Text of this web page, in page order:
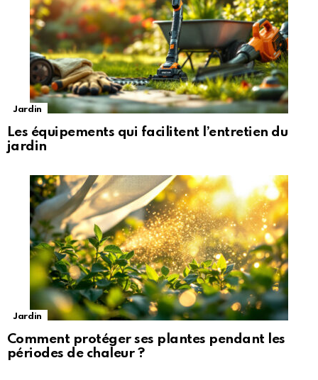
Jardin
Les équipements qui facilitent l’entretien du
jardin
Jardin
Comment protéger ses plantes pendant les
périodes de chaleur ?